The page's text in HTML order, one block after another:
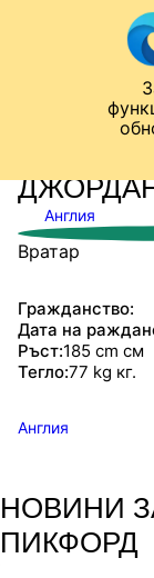
Към
Лига на
СТАТИСТИКИ
Англия
Вратар
Гражданство:
Дата на
Ръст:185 cm см
Тегло:77 kg кг.
Англия
НОВИНИ
ПИКФОРД